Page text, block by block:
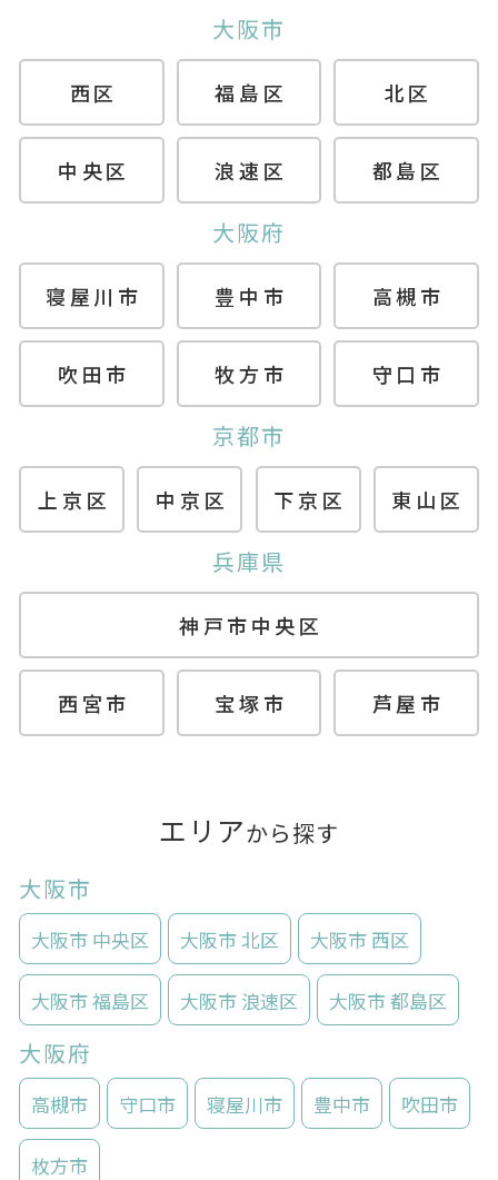
大阪市
西区 福島区 北区
中央区 浪速区 都島区
大阪府
寝屋川市 豊中市 高槻市
吹田市 牧方市 守口市
京都市
上京区 中京区 下京区 東山区
兵庫県
神戸市中央区
西宮市 宝塚市 芦屋市
エリアから探す
大阪市
大阪市 中央区 大阪市 北区 大阪市 西区
大阪市 福島区 大阪市 浪速区 大阪市 都島区
大阪府
高槻市 守口市 寝屋川市 豊中市 吹田市
枚方市